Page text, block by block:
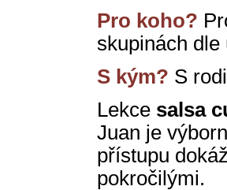
Pro koho?
skupinách
S kým? S
Lekce salsa
Juan je
přístupu
pokročilými.